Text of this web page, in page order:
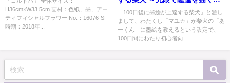
H36cm×W33.5cm 画材：色紙、墨、アー
ティフィシャルフラワー No.：16076-Sf
時期：2018年...
Sumi-e technique
"SAKIGUMA"
「100日後に墨絵が上達する柴犬」と題し
まして、わたくし「マユカ」が柴犬の「あ
ーくん」に墨絵を教えるという設定で、
100日間にわたり初心者向...